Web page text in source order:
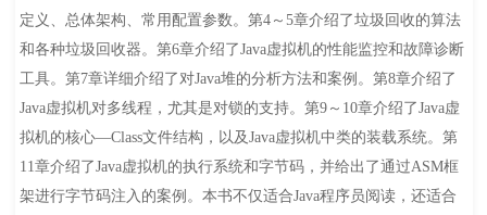
定义、总体架构、常用配置参数。第4～5章介绍了垃圾回收的算法
和各种垃圾回收器。第6章介绍了Java虚拟机的性能监控和故障诊断
工具。第7章详细介绍了对Java堆的分析方法和案例。第8章介绍了
Java虚拟机对多线程，尤其是对锁的支持。第9～10章介绍了Java虚
拟机的核心—Class文件结构，以及Java虚拟机中类的装载系统。第
11章介绍了Java虚拟机的执行系统和字节码，并给出了通过ASM框
架进行字节码注入的案例。本书不仅适合Java程序员阅读，还适合